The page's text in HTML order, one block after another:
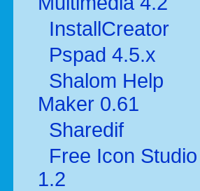
InstallCreator
Pspad 4.5.x
Shalom Help
Maker 0.61
Sharedif
Free Icon Studio
1.2